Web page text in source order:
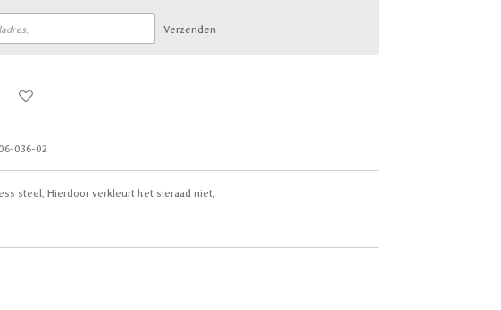
Verzenden
036-02
steel. Hierdoor verkleurt het sieraad niet.